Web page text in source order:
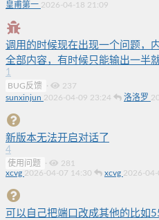
皇甫第一 2026-04-18 21:09
调用的时候现在出现一个问题，
全部内容，有时候只能输出一半
1
BUG反馈 ·
237
sunxinjun 2026-04-09 23:24 洛洛罗
新版本无法开启对话了
4
使用问题 ·
281
xcvg 2026-04-07 14:30 xcvg 2026-
可以自己把端口改成其他的比如